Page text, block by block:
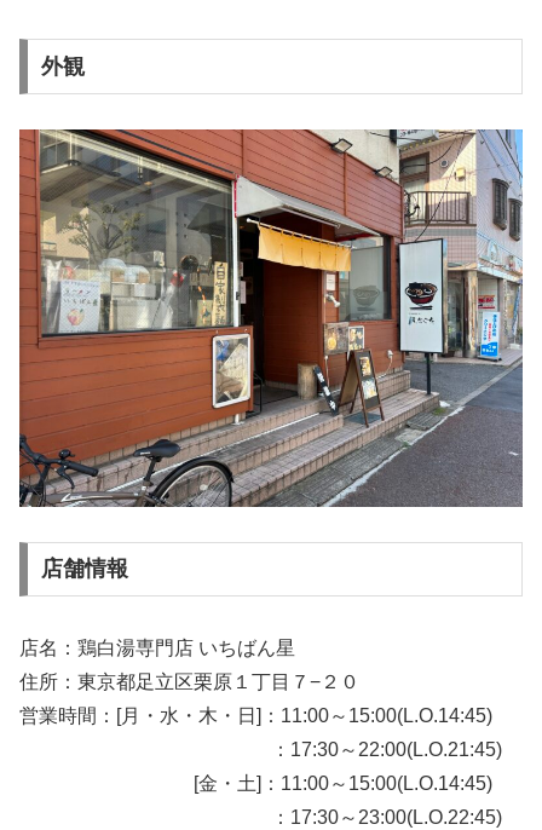
外観
店舗情報
店名：鶏白湯専門店 いちばん星
住所：東京都足立区栗原１丁目７−２０
営業時間：[月・水・木・日]：11:00～15:00(L.O.14:45)
：17:30～22:00(L.O.21:45)
[金・土]：11:00～15:00(L.O.14:45)
：17:30～23:00(L.O.22:45)